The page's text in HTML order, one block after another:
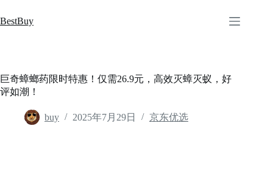
至
BestBuy
巨奇蟑螂药限时特惠！仅需26.9元，高效灭蟑灭蚁，好
评如潮！
buy 2025年7月29日 京东优选